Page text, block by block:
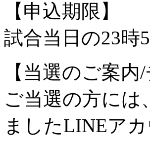
【申込期限】
試合当日の23時
【当選のご案
ご当選の方には
ましたLINEア